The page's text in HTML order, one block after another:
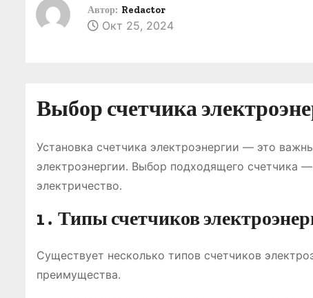
Автор: Redactor
Окт 25, 2024
Выбор счетчика
Установка счетчика электроэнергии ― это
электроэнергии․ Выбор подходящего
электричество․
1․ Типы счетчиков
Существует несколько типов счетчиков
преимущества․